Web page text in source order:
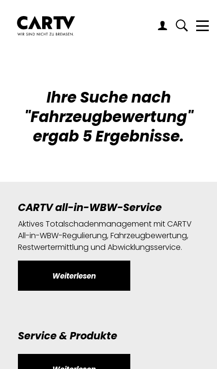
Ihre Suche nach
"Fahrzeugbewertung"
ergab 5 Ergebnisse.
CARTV all-in-WBW-Service
Aktives Totalschadenmanagement mit CARTV
All-in-WBW-Regulierung, Fahrzeugbewertung,
Restwertermittlung und Abwicklungsservice.
Weiterlesen
Service & Produkte